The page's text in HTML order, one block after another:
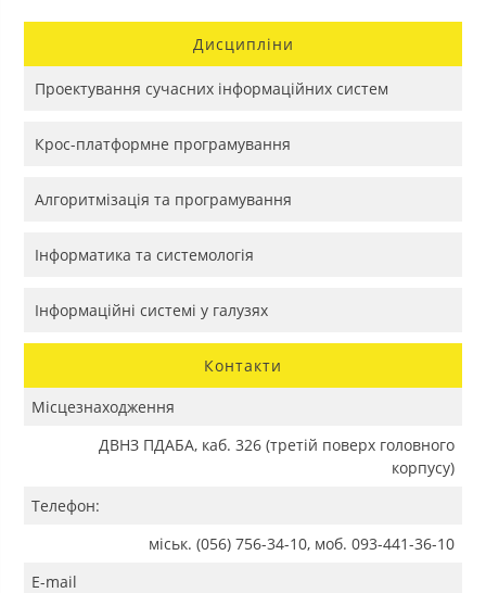
Дисципліни
Проектування сучасних інформаційних систем
Крос-платформне програмування
Алгоритмізація та програмування
Інформатика та системологія
Інформаційні системі у галузях
Контакти
Місцезнаходження
ДВНЗ ПДАБА, каб. 326 (третій поверх головного
корпусу)
Телефон:
міськ. (056) 756-34-10, моб. 093-441-36-10
E-mail